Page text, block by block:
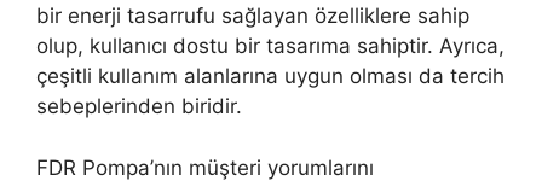
bir enerji tasarrufu sağlayan özelliklere sahip
olup, kullanıcı dostu bir tasarıma sahiptir. Ayrıca,
çeşitli kullanım alanlarına uygun olması da tercih
sebeplerinden biridir.
FDR Pompa’nın müşteri yorumlarını